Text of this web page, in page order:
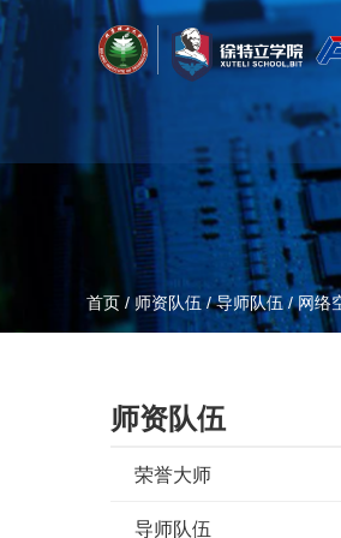
首页 /师资队伍/导师队伍/网络
师资队伍
荣誉大师
导师队伍